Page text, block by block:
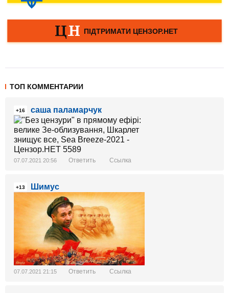
ТОП КОММЕНТАРИИ
+16 саша паламарчук
07.07.2021 20:56 Ответить Ссылка
+13 Шимус
07.07.2021 21:15 Ответить Ссылка